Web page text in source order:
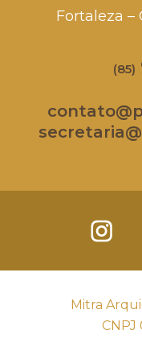
Fortaleza –
(85)
Mitra
CNPJ